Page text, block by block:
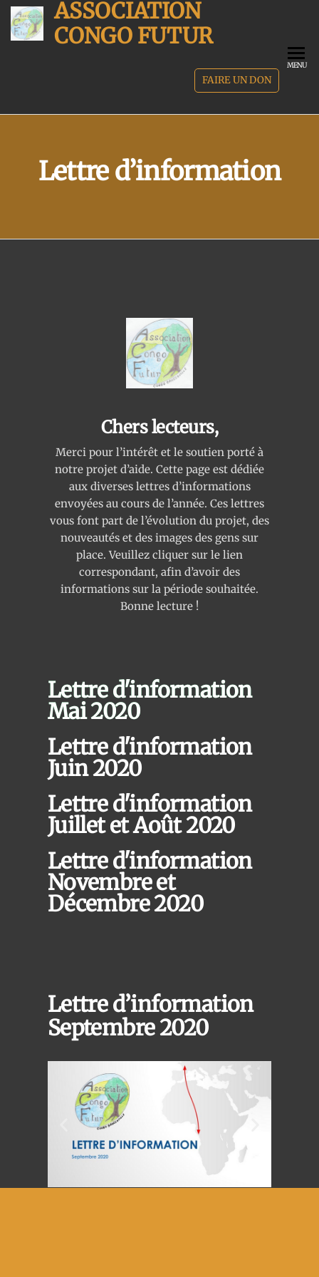
ASSOCIATION
CONGO FUTUR
FAIRE UN DON
MENU
Lettre d’information
Chers lecteurs,
Merci pour l’intérêt et le soutien porté à
notre projet d’aide. Cette page est dédiée
aux diverses lettres d’informations
envoyées au cours de l’année. Ces lettres
vous font part de l’évolution du projet, des
nouveautés et des images des gens sur
place. Veuillez cliquer sur le lien
correspondant, afin d’avoir des
informations sur la période souhaitée.
Bonne lecture !
Lettre d'information
Mai 2020
Lettre d'information
Juin 2020
Lettre d'information
Juillet et Août 2020
Lettre d'information
Novembre et
Décembre 2020
Lettre d’information
Septembre 2020